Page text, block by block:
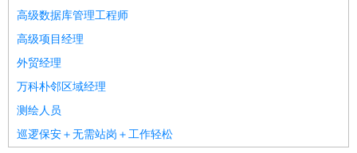
高级数据库管理工程师
高级项目经理
外贸经理
万科朴邻区域经理
测绘人员
巡逻保安＋无需站岗＋工作轻松